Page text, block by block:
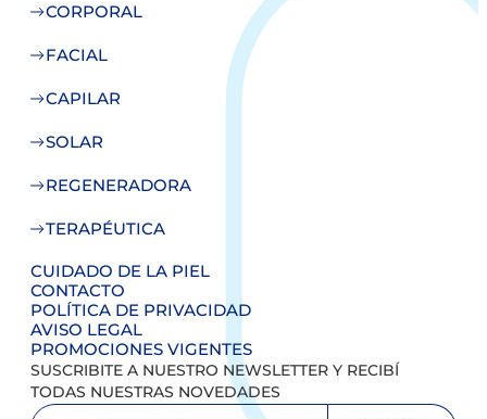
CORPORAL
FACIAL
CAPILAR
SOLAR
REGENERADORA
TERAPÉUTICA
CUIDADO DE LA PIEL
CONTACTO
POLÍTICA DE PRIVACIDAD
AVISO LEGAL
PROMOCIONES VIGENTES
SUSCRIBITE A NUESTRO NEWSLETTER Y RECIBÍ
TODAS NUESTRAS NOVEDADES